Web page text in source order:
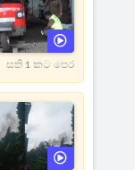
සති 1 කට පෙර